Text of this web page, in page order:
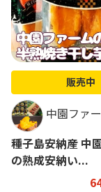
販売中
中園ファ
種子島安納産 中
の熟成安納い...